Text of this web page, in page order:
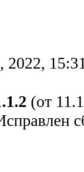
2022,
(от